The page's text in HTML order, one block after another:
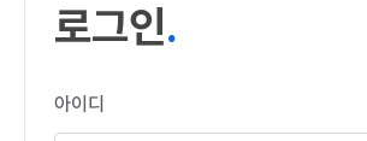
로그인
아이디